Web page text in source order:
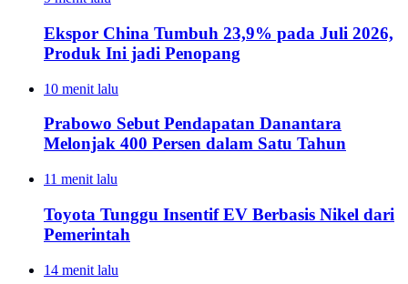
Ekspor China Tumbuh 23,9% pada Juli 2026,
Produk Ini jadi Penopang
10 menit lalu
Prabowo Sebut Pendapatan Danantara
Melonjak 400 Persen dalam Satu Tahun
11 menit lalu
Toyota Tunggu Insentif EV Berbasis Nikel dari
Pemerintah
14 menit lalu